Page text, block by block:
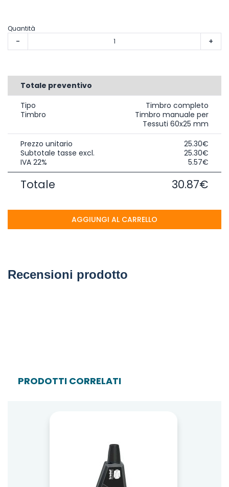
Recensioni prodotto
Quantità
- +
Totale preventivo
Tipo
Timbro completo
Timbro
Timbro manuale per
Tessuti 60x25 mm
Prezzo unitario
25.30€
Subtotale tasse excl.
25.30€
IVA 22%
5.57€
Totale 30.87€
AGGIUNGI AL CARRELLO
PRODOTTI CORRELATI